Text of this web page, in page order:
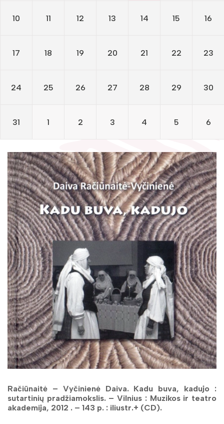
Klubai
Literatų klubas „Polėkis“
10 11 12 13 14 15 16
17 18 19 20 21 22 23
24 25 26 27 28 29 30
31 1 2 3 4 5 6
Račiūnaitė – Vyčinienė Daiva. Kadu buva, kadujo :
sutartinių pradžiamokslis. – Vilnius : Muzikos ir teatro
akademija, 2012 . – 143 p. : iliustr.+ (CD).